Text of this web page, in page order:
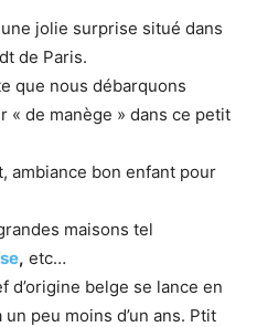
une jolie surprise situé dans
de Paris.
que nous débarquons
« de manège » dans ce petit
ambiance bon enfant pour
maisons tel
, etc…
d’origine belge se lance en
peu moins d’un ans. Ptit